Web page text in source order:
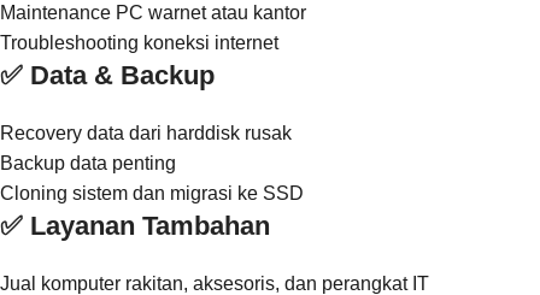
Maintenance PC warnet atau kantor
Troubleshooting koneksi internet
✅ Data & Backup
Recovery data dari harddisk rusak
Backup data penting
Cloning sistem dan migrasi ke SSD
✅ Layanan Tambahan
Jual komputer rakitan, aksesoris, dan perangkat IT